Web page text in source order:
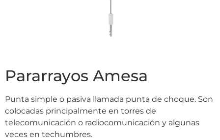
Pararrayos Amesa
Punta simple o pasiva llamada punta de choque. Son
colocadas principalmente en torres de
telecomunicación o radiocomunicación y algunas
veces en techumbres.